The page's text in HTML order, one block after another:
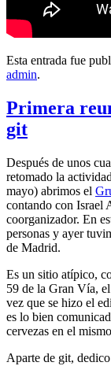
Esta entrada fue
admin.
Primera
git
Después de unos
retomado la
mayo) abrimos el
contando con Israel
coorganizador. En
personas y ayer
de Madrid.
Es un sitio atípico,
59 de la Gran Vía,
vez que se hizo el
es lo bien
cervezas en el
Aparte de git,